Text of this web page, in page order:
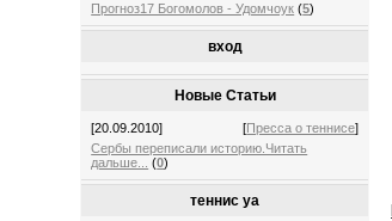
Прогноз17 Богомолов - Удомчоук (5)
вход
Новые Статьи
[20.09.2010] [Пресса о теннисе]
Сербы переписали историю.Читать
дальше...
(0)
теннис уа